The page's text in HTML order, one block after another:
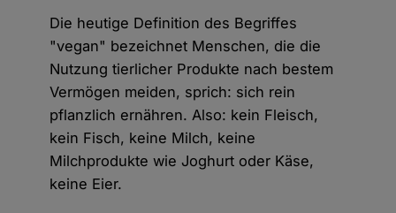
Die heutige Definition des Begriffes
"vegan" bezeichnet Menschen, die die
Nutzung tierlicher Produkte nach bestem
Vermögen meiden, sprich: sich rein
pflanzlich ernähren. Also: kein Fleisch,
kein Fisch, keine Milch, keine
Milchprodukte wie Joghurt oder Käse,
keine Eier.